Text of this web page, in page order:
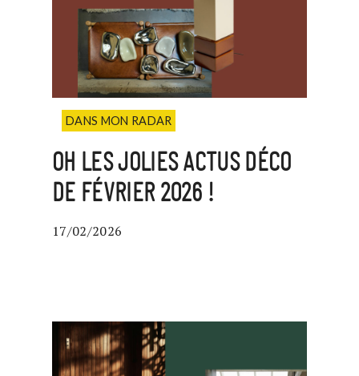
DANS MON RADAR
OH LES JOLIES ACTUS DÉCO
DE FÉVRIER 2026 !
17/02/2026